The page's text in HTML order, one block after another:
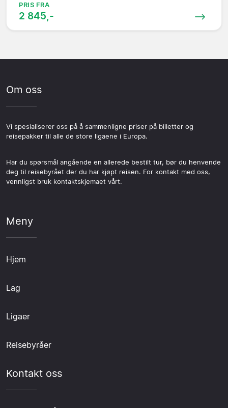
PRIS FRA
2 845,-
Om oss
Vi spesialiserer oss på å sammenligne priser på billetter og
reisepakker til alle de store ligaene i Europa.
Har du spørsmål angående en allerede bestilt tur, bør du henvende
deg til reisebyrået der du har kjøpt reisen. For kontakt med oss,
vennligst bruk kontaktskjemaet vårt.
Meny
Hjem
Lag
Ligaer
Reisebyråer
Kontakt oss